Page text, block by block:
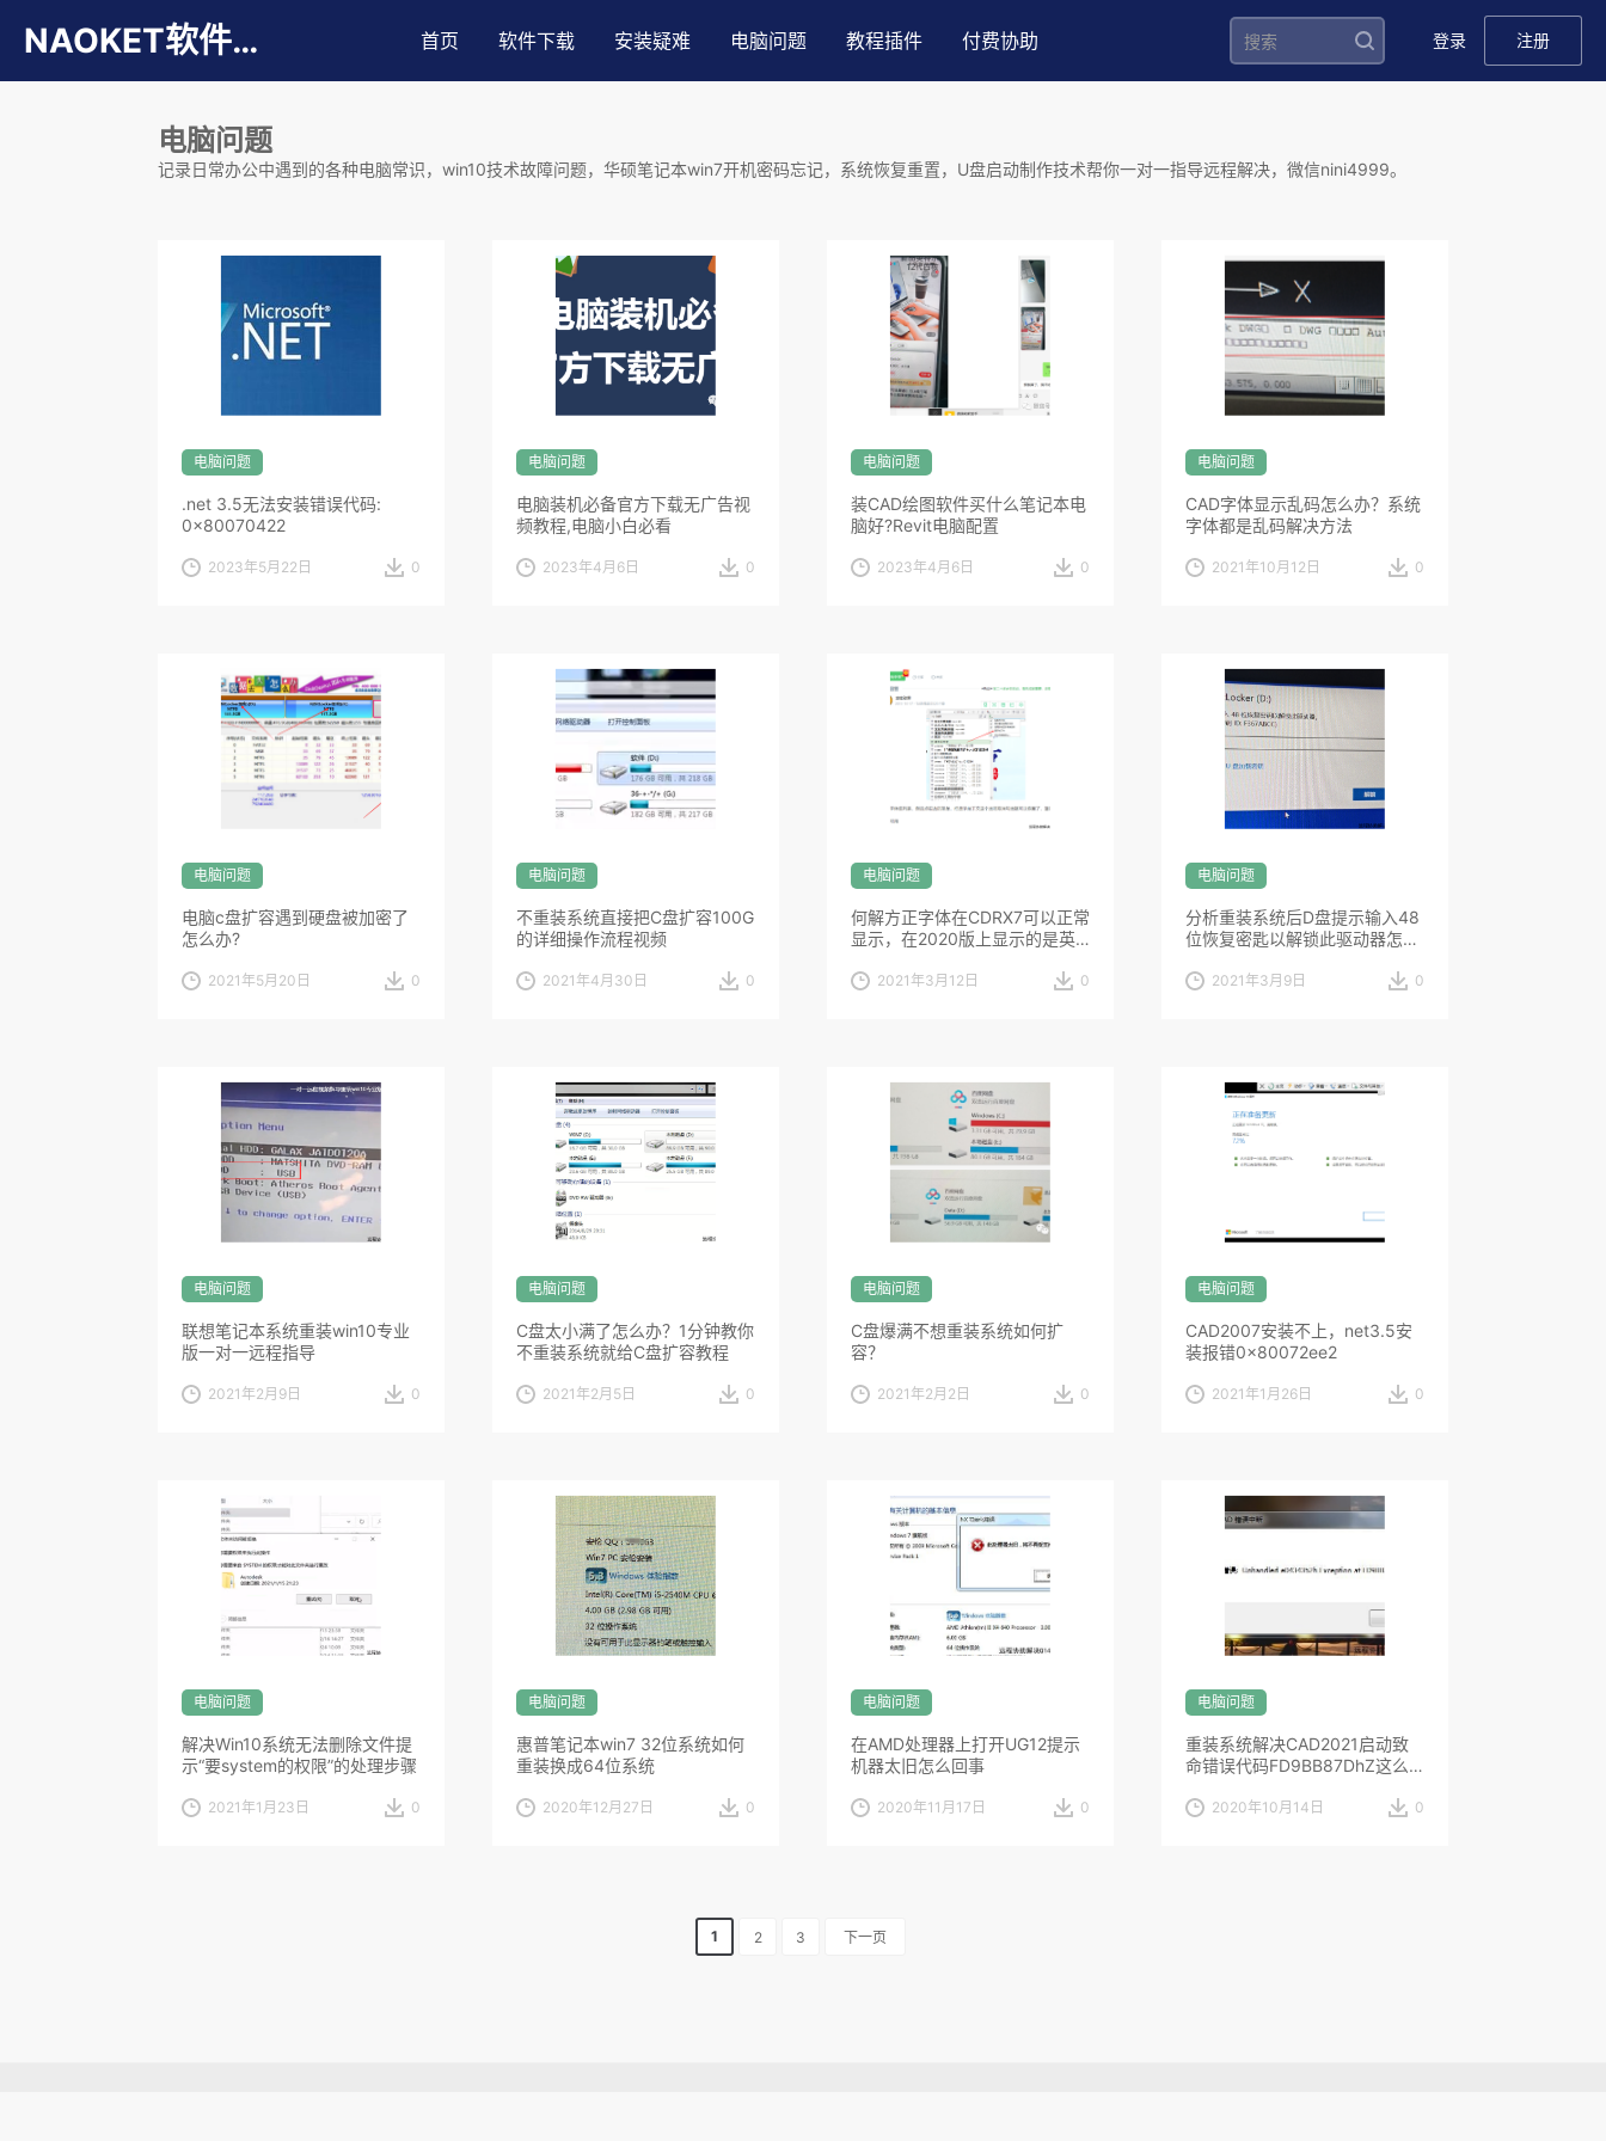
NAOKET软件库 首页 软件下载 安装疑难 电脑问题 教程插件 付费协助 登录 注册
电脑问题
记录日常办公中遇到的各种电脑常识，win10技术故障问题，华硕笔记本win7开机密码忘记，系统恢复重置，U盘启动制作技术帮你一对一指导远程解决，微信nini4999。
电脑问题
.net 3.5无法安装错误代码:
0x80070422
2023年5月22日 0
电脑问题
电脑装机必备官方下载无广告视
频教程,电脑小白必看
2023年4月6日 0
电脑问题
装CAD绘图软件买什么笔记本电
脑好?Revit电脑配置
2023年4月6日 0
电脑问题
CAD字体显示乱码怎么办？系统
字体都是乱码解决方法
2021年10月12日 0
电脑问题
电脑c盘扩容遇到硬盘被加密了
怎么办?
2021年5月20日 0
电脑问题
不重装系统直接把C盘扩容100G
的详细操作流程视频
2021年4月30日 0
电脑问题
何解方正字体在CDRX7可以正常
显示，在2020版上显示的是英
2021年3月12日 0
电脑问题
分析重装系统后D盘提示输入48
位恢复密匙以解锁此驱动器怎么
2021年3月9日 0
电脑问题
联想笔记本系统重装win10专业
版一对一远程指导
2021年2月9日 0
电脑问题
C盘太小满了怎么办？1分钟教你
不重装系统就给C盘扩容教程
2021年2月5日 0
电脑问题
C盘爆满不想重装系统如何扩
容？
2021年2月2日 0
电脑问题
CAD2007安装不上，net3.5安
装报错0x80072ee2
2021年1月26日 0
电脑问题
解决Win10系统无法删除文件提
示“要system的权限”的处理步骤
2021年1月23日 0
电脑问题
惠普笔记本win7 32位系统如何
重装换成64位系统
2020年12月27日 0
电脑问题
在AMD处理器上打开UG12提示
机器太旧怎么回事
2020年11月17日 0
电脑问题
重装系统解决CAD2021启动致
命错误代码FD9BB87DhZ这么
2020年10月14日 0
1 2 3 下一页